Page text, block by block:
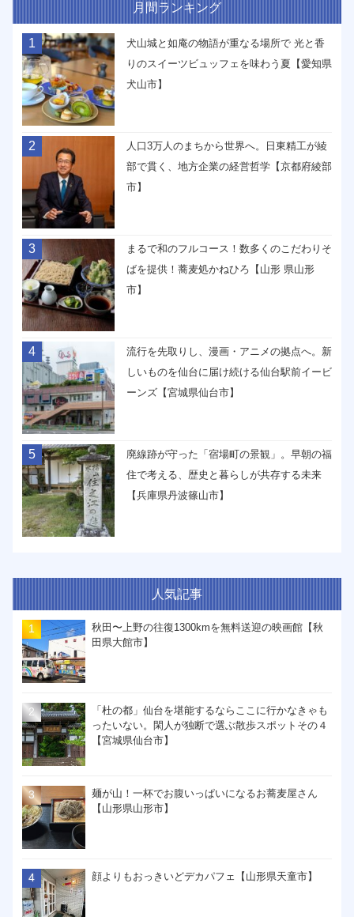
月間ランキング
1
犬山城と如庵の物語が重なる場所で 光と香
りのスイーツビュッフェを味わう夏【愛知県
犬山市】
2
人口3万人のまちから世界へ。日東精工が綾
部で貫く、地方企業の経営哲学【京都府綾部
市】
3
まるで和のフルコース！数多くのこだわりそ
ばを提供！蕎麦処かねひろ【山形 県山形
市】
4
流行を先取りし、漫画・アニメの拠点へ。新
しいものを仙台に届け続ける仙台駅前イービ
ーンズ【宮城県仙台市】
5
廃線跡が守った「宿場町の景観」。早朝の福
住で考える、歴史と暮らしが共存する未来
【兵庫県丹波篠山市】
人気記事
秋田〜上野の往復1300kmを無料送迎の映画館【秋
田県大館市】
「杜の都」仙台を堪能するならここに行かなきゃも
ったいない。閑人が独断で選ぶ散歩スポットその４
【宮城県仙台市】
麺が山！一杯でお腹いっぱいになるお蕎麦屋さん
【山形県山形市】
顔よりもおっきいどデカパフェ【山形県天童市】